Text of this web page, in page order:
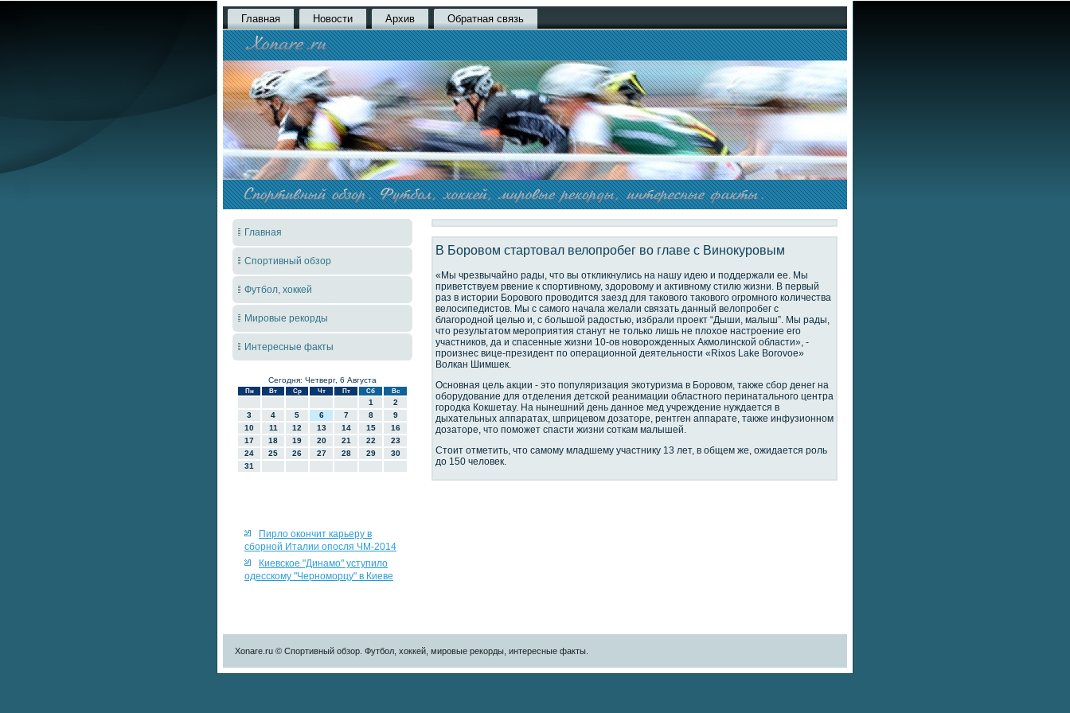
Главная Новости Архив Обратная связь
Главная
Спортивный обзор
Футбол, хоккей
Мировые рекорды
Интересные факты
Сегодня: Четверг, 6 Августа
Пн Вт Ср Чт Пт Сб Вс
1
2
3
4 5 6 7 8
9
10
11 12 13 14 15
16
17
18 19 20 21 22
23
24
25 26 27 28 29
30
31
Пирло окончит карьеру в
сборной Италии опосля ЧМ-2014
Киевское "Динамо" уступило
одесскому "Черноморцу" в Киеве
В Боровом стартовал велопробег во главе с Винокуровым
«Мы чрезвычайно рады, что вы откликнулись на нашу идею и поддержали ее. Мы
приветствуем рвение к спортивному, здоровому и активному стилю жизни. В первый
раз в истории Борового проводится заезд для такового такового огромного количества
велосипедистов. Мы с самого начала желали связать данный велопробег с
благородной целью и, с большой радостью, избрали проект “Дыши, малыш”. Мы рады,
что результатом мероприятия станут не только лишь не плохое настроение его
участников, да и спасенные жизни 10-ов новорожденных Акмолинской области», -
произнес вице-президент по операционной деятельности «Rixos Lake Borovoe»
Волкан Шимшек.
Основная цель акции - это популяризация экотуризма в Боровом, также сбор денег на
оборудование для отделения детской реанимации областного перинатального центра
городка Кокшетау. На нынешний день данное мед учреждение нуждается в
дыхательных аппаратах, шприцевом дозаторе, рентген аппарате, также инфузионном
дозаторе, что поможет спасти жизни соткам малышей.
Стоит отметить, что самому младшему участнику 13 лет, в общем же, ожидается роль
до 150 человек.
Xonare.ru © Спортивный обзор. Футбол, хоккей, мировые рекорды, интересные факты.